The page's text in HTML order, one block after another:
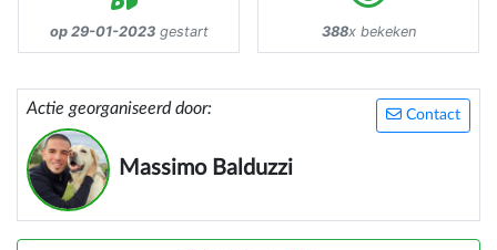
op 29-01-2023gestart 388x bekeken
Contact
Actie georganiseerd door:
Massimo Balduzzi